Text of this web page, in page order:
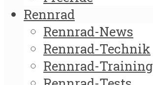
Rennrad
Rennrad-News
Rennrad-Technik
Rennrad-Training